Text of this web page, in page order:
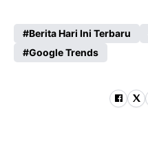
Berita Hari Ini Terbaru
Google Trends